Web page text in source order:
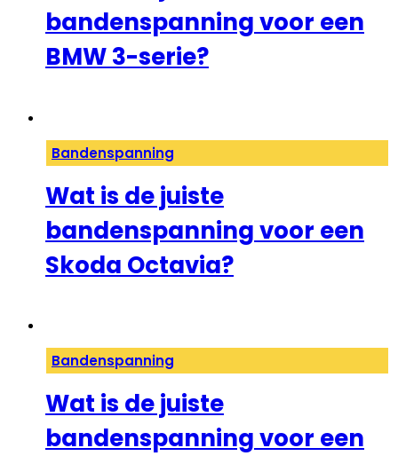
bandenspanning voor een
BMW 3-serie?
Bandenspanning
Wat is de juiste
bandenspanning voor een
Skoda Octavia?
Bandenspanning
Wat is de juiste
bandenspanning voor een